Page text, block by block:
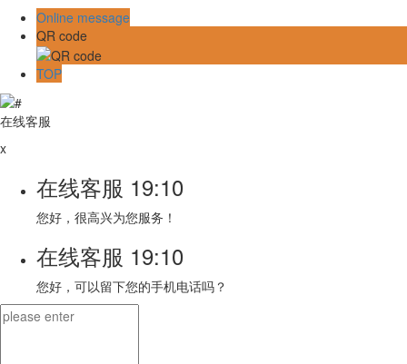
Online message
QR code
TOP
在线客服
x
在线客服 19:10
您好，很高兴为您服务！
在线客服 19:10
您好，可以留下您的手机电话吗？